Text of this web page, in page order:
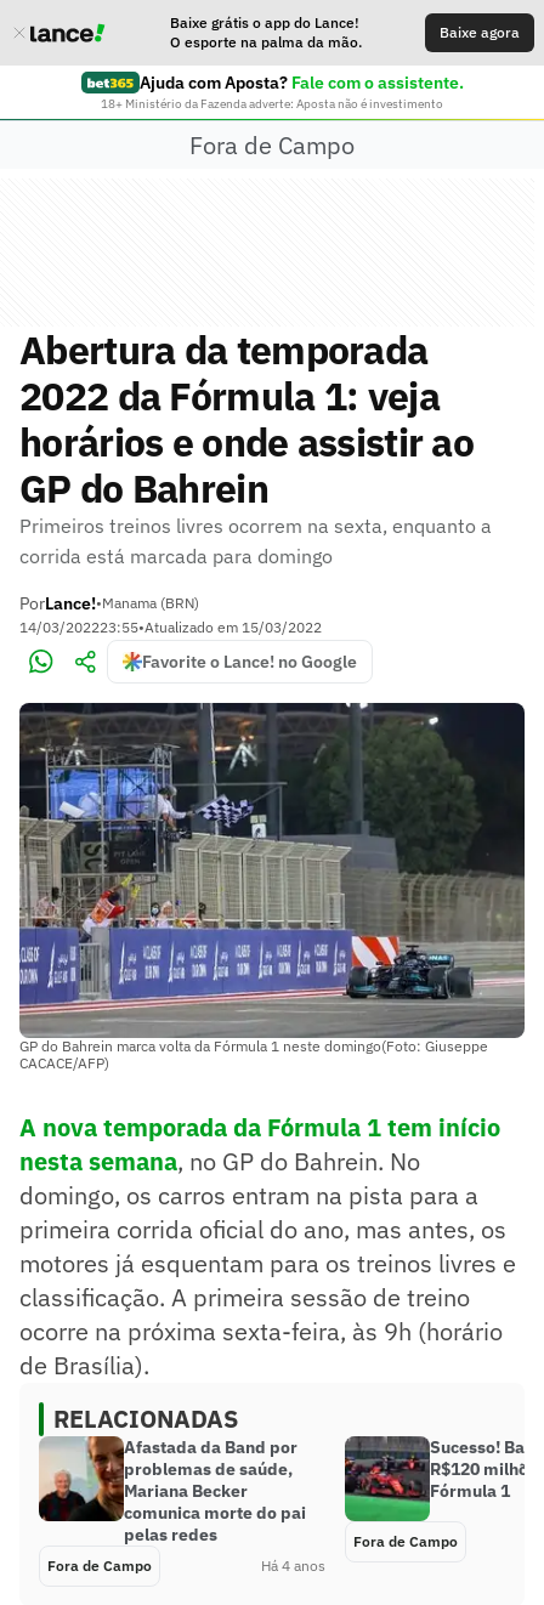
Baixe grátis o app do Lance!
O esporte na palma da mão.
Baixe agora
Ajuda com Aposta? Fale com o assistente.
18+ Ministério da Fazenda adverte: Aposta não é investimento
Fora de Campo
Abertura da temporada
2022 da Fórmula 1: veja
horários e onde assistir ao
GP do Bahrein
Primeiros treinos livres ocorrem na sexta, enquanto a
corrida está marcada para domingo
PorLance!•Manama (BRN)
14/03/202223:55•Atualizado em 15/03/2022
Favorite o Lance! no Google
GP do Bahrein marca volta da Fórmula 1 neste domingo(Foto: Giuseppe
CACACE/AFP)
A nova temporada da Fórmula 1 tem início
nesta semana, no GP do Bahrein. No
domingo, os carros entram na pista para a
primeira corrida oficial do ano, mas antes, os
motores já esquentam para os treinos livres e
classificação. A primeira sessão de treino
ocorre na próxima sexta-feira, às 9h (horário
de Brasília).
RELACIONADAS
Afastada da Band por
problemas de saúde,
Mariana Becker
comunica morte do pai
pelas redes
Fora de Campo Há 4 anos
Sucesso!
R$120
Fórmula 1
Fora de Campo